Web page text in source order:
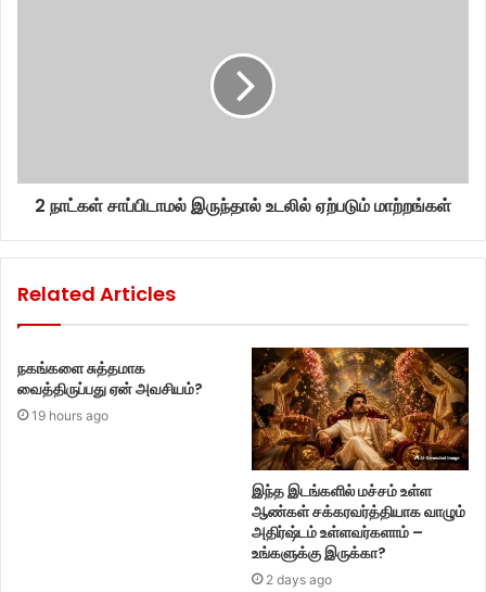
2 நாட்கள் சாப்பிடாமல் இருந்தால் உடலில் ஏற்படும் மாற்றங்கள்
Related Articles
நகங்களை சுத்தமாக
வைத்திருப்பது ஏன் அவசியம்?
19 hours ago
இந்த இடங்களில் மச்சம் உள்ள
ஆண்கள் சக்கரவர்த்தியாக வாழும்
அதிர்ஷ்டம் உள்ளவர்களாம் –
உங்களுக்கு இருக்கா?
2 days ago